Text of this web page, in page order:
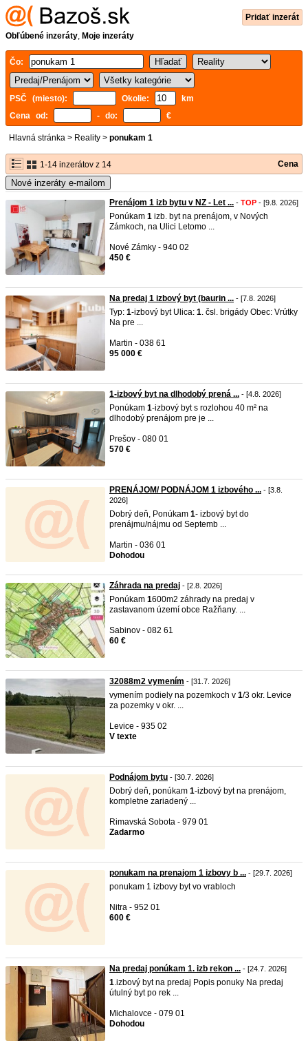
Pridať inzerát
Obľúbené inzeráty, Moje inzeráty
Čo:
PSČ (miesto): Okolie:
km
Cena od:
- do: €
Hlavná stránka > Reality > ponukam 1
1-14 inzerátov z 14 Cena
Nové inzeráty e-mailom
Prenájom 1 izb bytu v NZ - Let ... - TOP - [9.8. 2026]
Ponúkam 1 izb. byt na prenájom, v Nových
Zámkoch, na Ulici Letomo ...
Nové Zámky - 940 02
450 €
Na predaj 1 izbový byt (baurin ... - [7.8. 2026]
Typ: 1-izbový byt Ulica: 1. čsl. brigády Obec: Vrútky
Na pre ...
Martin - 038 61
95 000 €
1-izbový byt na dlhodobý prená ... - [4.8. 2026]
Ponúkam 1-izbový byt s rozlohou 40 m² na
dlhodobý prenájom pre je ...
Prešov - 080 01
570 €
PRENÁJOM/ PODNÁJOM 1 izbového ... - [3.8.
2026]
Dobrý deň, Ponúkam 1- izbový byt do
prenájmu/nájmu od Septemb ...
Martin - 036 01
Dohodou
Záhrada na predaj - [2.8. 2026]
Ponúkam 1600m2 záhrady na predaj v
zastavanom území obce Ražňany. ...
Sabinov - 082 61
60 €
32088m2 vymením - [31.7. 2026]
vymením podiely na pozemkoch v 1/3 okr. Levice
za pozemky v okr. ...
Levice - 935 02
V texte
Podnájom bytu - [30.7. 2026]
Dobrý deň, ponúkam 1-izbový byt na prenájom,
kompletne zariadený ...
Rimavská Sobota - 979 01
Zadarmo
ponukam na prenajom 1 izbovy b ... - [29.7. 2026]
ponukam 1 izbovy byt vo vrabloch
Nitra - 952 01
600 €
Na predaj ponúkam 1. izb rekon ... - [24.7. 2026]
1.izbový byt na predaj Popis ponuky Na predaj
útulný byt po rek ...
Michalovce - 079 01
Dohodou